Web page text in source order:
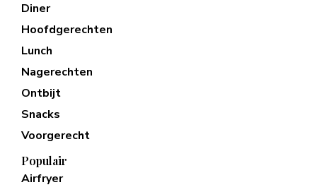
Diner
Hoofdgerechten
Lunch
Nagerechten
Ontbijt
Snacks
Voorgerecht
Populair
Airfryer